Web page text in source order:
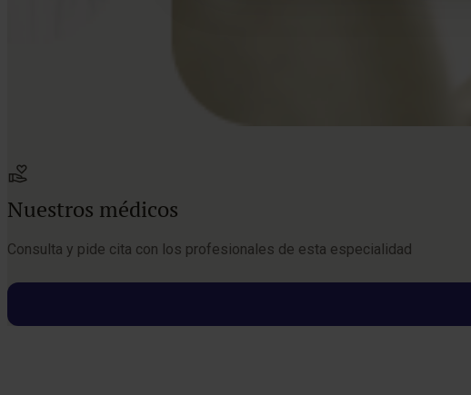
Nuestros médicos
Consulta y pide cita con los profesionales de esta especialidad